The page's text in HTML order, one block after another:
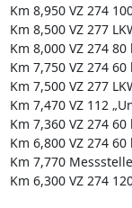
Km 8,950 VZ 274
Km 8,500 VZ 277
Km 8,000 VZ 274 80
Km 7,750 VZ 274
Km 7,500 VZ 277
Km 7,470 VZ 112
Km 7,360 VZ 274
Km 6,800 VZ 274 60
Km 7,770 Messstelle
Km 6,300 VZ 274